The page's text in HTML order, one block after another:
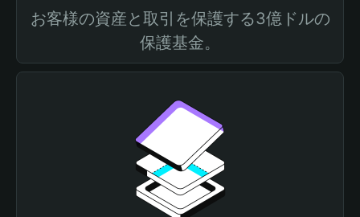
お客様の資産と取引を保護する3億ドルの
保護基金。